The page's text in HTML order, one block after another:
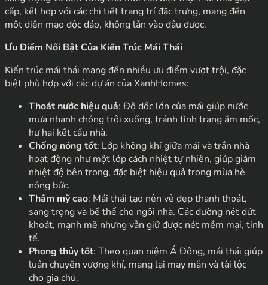
cấp, kết hợp với các chi tiết trang trí đặc trưng, mang đến
một diện mạo độc đáo, không lẫn vào đâu được.
Ưu Điểm Nổi Bật Của Kiến Trúc Mái Thái
Kiến trúc mái thái mang đến nhiều ưu điểm vượt trội, đặc
biệt phù hợp với các dự án của XanhHomes:
Thoát nước hiệu quả: Độ dốc lớn của mái giúp nước
mưa nhanh chóng trôi xuống, tránh tình trạng ẩm mốc,
hư hại kết cấu nhà.
Chống nóng tốt: Lớp không khí giữa mái và trần nhà
hoạt động như một lớp cách nhiệt tự nhiên, giúp giảm
nhiệt độ bên trong, đặc biệt hiệu quả trong mùa hè
nóng bức.
Thẩm mỹ cao: Mái thái tạo nên vẻ đẹp thanh thoát,
sang trọng và bề thế cho ngôi nhà. Các đường nét dứt
khoát, mạnh mẽ nhưng vẫn giữ được nét mềm mại, tinh
tế.
Phong thủy tốt: Theo quan niệm Á Đông, mái thái giúp
luân chuyển vượng khí, mang lại may mắn và tài lộc
cho gia chủ.